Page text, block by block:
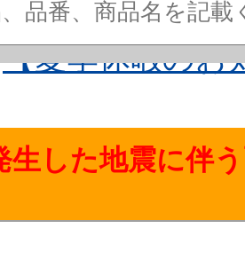
【夏季休暇のお
生した地震に伴